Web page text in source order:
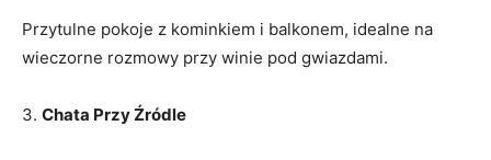
Przytulne pokoje ⁢z kominkiem i balkonem, ⁤idealne​ na
wieczorne rozmowy przy winie⁣ pod gwiazdami.
3. Chata Przy Źródle